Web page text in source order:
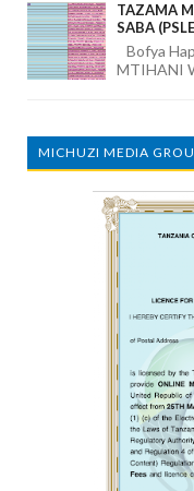
TAZAMA
SABA
Bofya
MTIHANI
MICHUZI MEDIA